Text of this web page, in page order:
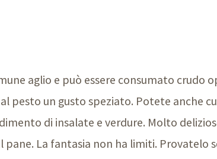
aglio e può essere consumato crudo
pesto un gusto speziato. Potete anche
di insalate e verdure. Molto
pane. La fantasia non ha limiti. Provatelo